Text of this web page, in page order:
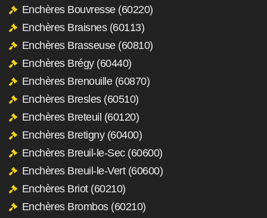
Enchères Bouvresse (60220)
Enchères Braisnes (60113)
Enchères Brasseuse (60810)
Enchères Brégy (60440)
Enchères Brenouille (60870)
Enchères Bresles (60510)
Enchères Breteuil (60120)
Enchères Bretigny (60400)
Enchères Breuil-le-Sec (60600)
Enchères Breuil-le-Vert (60600)
Enchères Briot (60210)
Enchères Brombos (60210)